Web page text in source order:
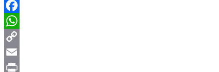
Line
Facebook
WhatsApp
Copy
Link
Email